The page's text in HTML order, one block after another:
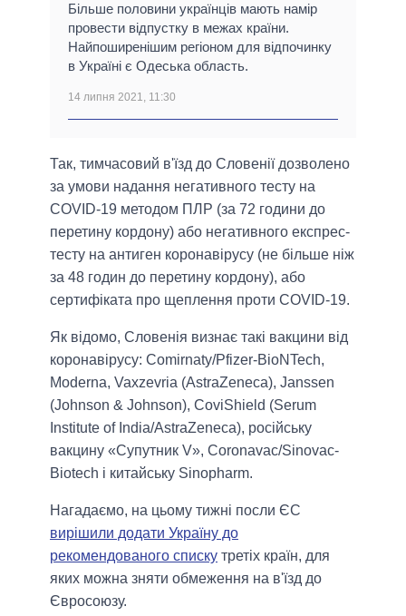
Більше половини українців мають намір
провести відпустку в межах країни.
Найпоширенішим регіоном для відпочинку
в Україні є Одеська область.
14 липня 2021, 11:30
Так, тимчасовий в'їзд до Словенії дозволено
за умови надання негативного тесту на
COVID-19 методом ПЛР (за 72 години до
перетину кордону) або негативного експрес-
тесту на антиген коронавірусу (не більше ніж
за 48 годин до перетину кордону), або
сертифіката про щеплення проти COVID-19.
Як відомо, Словенія визнає такі вакцини від
коронавірусу: Comirnaty/Pfizer-BioNTech,
Moderna, Vaxzevria (AstraZeneca), Janssen
(Johnson & Johnson), CoviShield (Serum
Institute of India/AstraZeneca), російську
вакцину «Супутник V», Сoronavac/Sinovac-
Biotech і китайську Sinopharm.
Нагадаємо, на цьому тижні посли ЄС
вирішили додати Україну до
рекомендованого списку третіх країн, для
яких можна зняти обмеження на в'їзд до
Євросоюзу.